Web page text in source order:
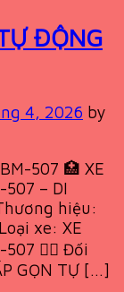
ĐỘNG
4, 2026 by
507 🏥 XE
507 – DI
hiệu:
xe: XE
👨‍⚕️ Đối
GỌN TỰ […]